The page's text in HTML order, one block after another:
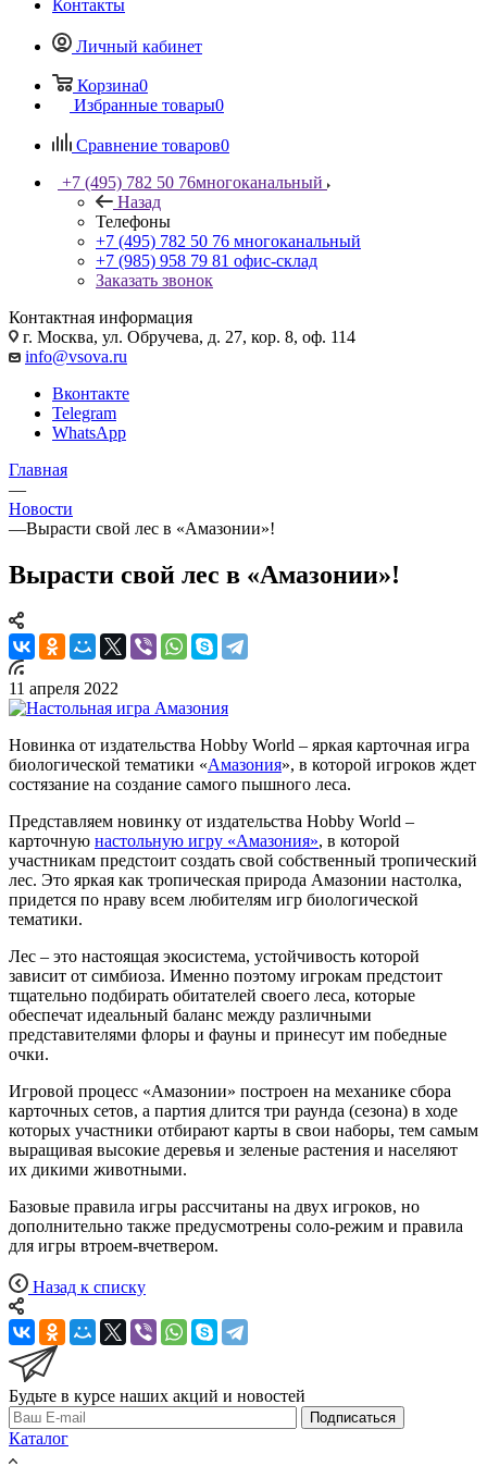
Контакты
Личный кабинет
Корзина0
Избранные товары0
Сравнение товаров0
+7 (495) 782 50 76многоканальный
Назад
Телефоны
+7 (495) 782 50 76 многоканальный
+7 (985) 958 79 81 офис-склад
Заказать звонок
Контактная информация
г. Москва, ул. Обручева, д. 27, кор. 8, оф. 114
info@vsova.ru
Вконтакте
Telegram
WhatsApp
Главная
—
Новости
—Вырасти свой лес в «Амазонии»!
Вырасти свой лес в «Амазонии»!
11 апреля 2022
Новинка от издательства Hobby World – яркая карточная игра
биологической тематики «Амазония», в которой игроков ждет
состязание на создание самого пышного леса.
Представляем новинку от издательства Hobby World –
карточную настольную игру «Амазония», в которой
участникам предстоит создать свой собственный тропический
лес. Это яркая как тропическая природа Амазонии настолка,
придется по нраву всем любителям игр биологической
тематики.
Лес – это настоящая экосистема, устойчивость которой
зависит от симбиоза. Именно поэтому игрокам предстоит
тщательно подбирать обитателей своего леса, которые
обеспечат идеальный баланс между различными
представителями флоры и фауны и принесут им победные
очки.
Игровой процесс «Амазонии» построен на механике сбора
карточных сетов, а партия длится три раунда (сезона) в ходе
которых участники отбирают карты в свои наборы, тем самым
выращивая высокие деревья и зеленые растения и населяют
их дикими животными.
Базовые правила игры рассчитаны на двух игроков, но
дополнительно также предусмотрены соло-режим и правила
для игры втроем-вчетвером.
Назад к списку
Будьте в курсе наших акций и новостей
Подписаться
Каталог